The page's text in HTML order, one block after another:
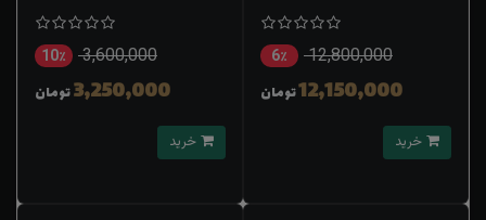
12,800,000 6٪
12,150,000تومان
3,600,000 10٪
3,250,000تومان